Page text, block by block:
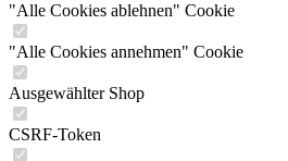
"Alle Cookies ablehnen" Cookie
"Alle Cookies annehmen" Cookie
Ausgewählter Shop
CSRF-Token